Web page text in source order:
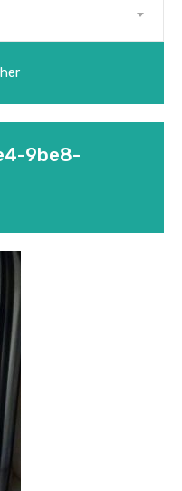
9be8-